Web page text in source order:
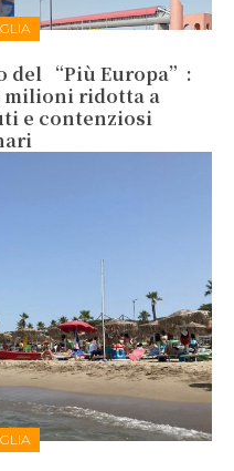
del “Più Europa”:
milioni ridotta a
e contenziosi